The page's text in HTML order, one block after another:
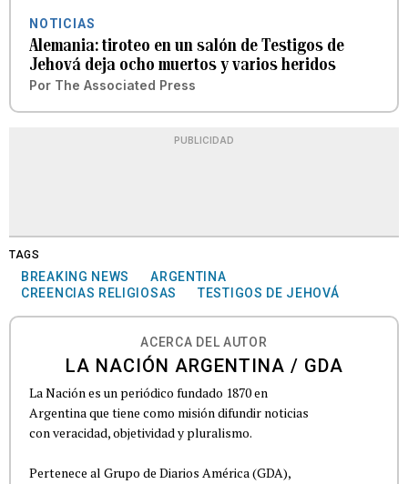
NOTICIAS
Alemania: tiroteo en un salón de Testigos de
Jehová deja ocho muertos y varios heridos
Por The Associated Press
PUBLICIDAD
TAGS
BREAKING NEWS
ARGENTINA
CREENCIAS RELIGIOSAS
TESTIGOS DE JEHOVÁ
ACERCA DEL AUTOR
LA NACIÓN ARGENTINA / GDA
La Nación es un periódico fundado 1870 en
Argentina que tiene como misión difundir noticias
con veracidad, objetividad y pluralismo.
Pertenece al Grupo de Diarios América (GDA),